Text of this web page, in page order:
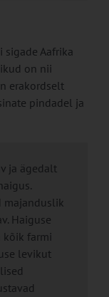
sigade Aafrika
on nii
erakordselt
pindadel ja
ja ägedalt
majanduslik
Haiguse
kõik farmi
levikut